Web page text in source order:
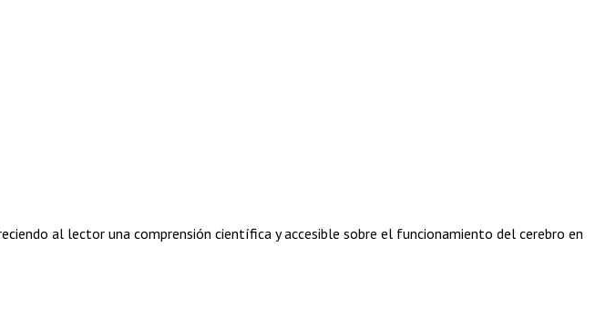
al lector una comprensión científica y accesible sobre el funcionamiento del cerebro en